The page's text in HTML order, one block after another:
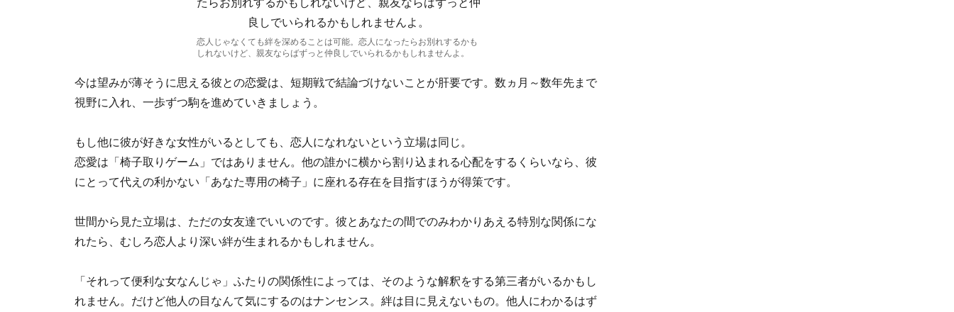
恋人じゃなくても絆を深めることは可能。恋人になったらお別れするかも
しれないけど、親友ならばずっと仲良しでいられるかもしれませんよ。
今は望みが薄そうに思える彼との恋愛は、短期戦で結論づけないことが肝要です。数ヵ月～数年先まで
視野に入れ、一歩ずつ駒を進めていきましょう。
もし他に彼が好きな女性がいるとしても、恋人になれないという立場は同じ。
恋愛は「椅子取りゲーム」ではありません。他の誰かに横から割り込まれる心配をするくらいなら、彼
にとって代えの利かない「あなた専用の椅子」に座れる存在を目指すほうが得策です。
世間から見た立場は、ただの女友達でいいのです。彼とあなたの間でのみわかりあえる特別な関係にな
れたら、むしろ恋人より深い絆が生まれるかもしれません。
「それって便利な女なんじゃ」ふたりの関係性によっては、そのような解釈をする第三者がいるかもし
れません。だけど他人の目なんて気にするのはナンセンス。絆は目に見えないもの。他人にわかるはず